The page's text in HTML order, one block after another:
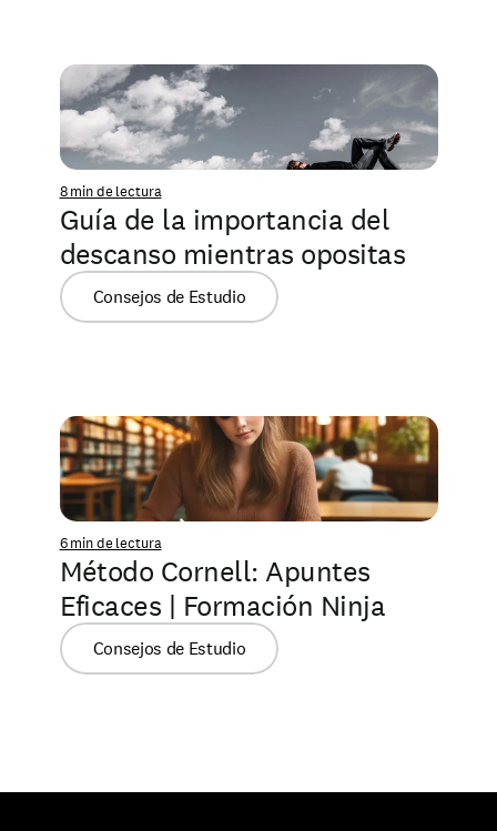
8 min de lectura
Guía de la importancia del
descanso mientras opositas
Consejos de Estudio
6 min de lectura
Método Cornell: Apuntes
Eficaces | Formación Ninja
Consejos de Estudio